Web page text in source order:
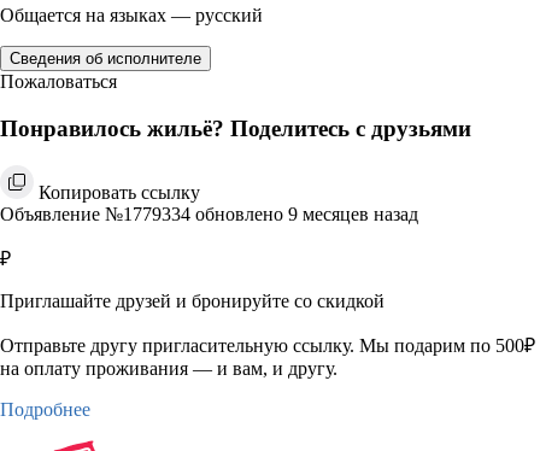
Общается на языках — русский
Сведения об исполнителе
Пожаловаться
Понравилось жильё? Поделитесь с друзьями
Копировать ссылку
Объявление №1779334 обновлено 9 месяцев назад
₽
Приглашайте друзей и бронируйте со скидкой
Отправьте другу пригласительную ссылку. Мы подарим по 500₽
на оплату проживания — и вам, и другу.
Подробнее